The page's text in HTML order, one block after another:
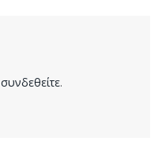
συνδεθείτε.